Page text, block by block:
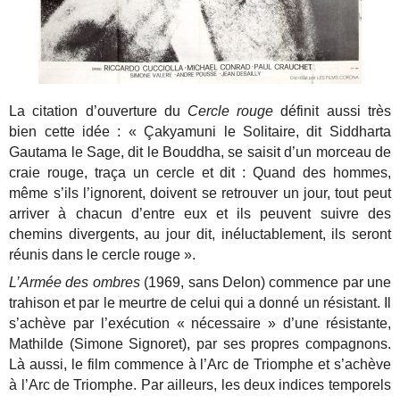
La citation d’ouverture du Cercle rouge définit aussi très
bien cette idée : « Çakyamuni le Solitaire, dit Siddharta
Gautama le Sage, dit le Bouddha, se saisit d’un morceau de
craie rouge, traça un cercle et dit : Quand des hommes,
même s’ils l’ignorent, doivent se retrouver un jour, tout peut
arriver à chacun d’entre eux et ils peuvent suivre des
chemins divergents, au jour dit, inéluctablement, ils seront
réunis dans le cercle rouge ».
L’Armée des ombres(1969, sans Delon) commence par une
trahison et par le meurtre de celui qui a donné un résistant. Il
s’achève par l’exécution « nécessaire » d’une résistante,
Mathilde (Simone Signoret), par ses propres compagnons.
Là aussi, le film commence à l’Arc de Triomphe et s’achève
à l’Arc de Triomphe. Par ailleurs, les deux indices temporels